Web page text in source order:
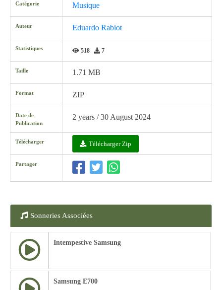
Catégorie Musique
Auteur Eduardo Rabiot
Statistiques 518 7
Taille 1.71 MB
Format ZIP
Date de
Publication
2 years / 30 August 2024
Télécharger Télécharger Zip
Partager
Sonneries Associées
Intempestive Samsung
Samsung E700